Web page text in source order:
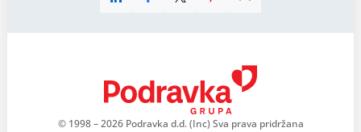
© 1998 – 2026 Podravka d.d. (Inc) Sva prava pridržana